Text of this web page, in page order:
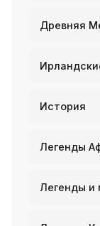
Древняя
История
Легенды
Легенды и